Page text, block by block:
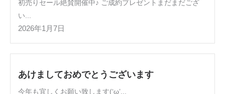
初売りセール絶賛開催中♪ ご成約プレゼントまだまだござ
い...
2026年1月7日
あけましておめでとうございます
今年も宜しくお願い致します(‘ω’...